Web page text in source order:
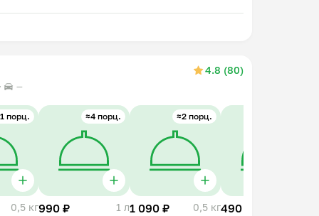
4.8 (80)
—
порц.
0,5 кг
≈4 порц.
990 ₽ 1 л
≈2 порц.
1 090 ₽ 0,5 кг490 ₽